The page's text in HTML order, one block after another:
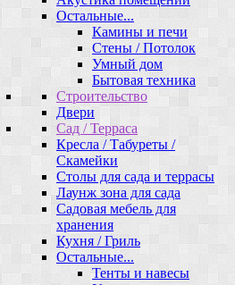
Остальные...
Камины и печи
Стены / Потолок
Умный дом
Бытовая техника
Строительство
Двери
Сад / Терраса
Кресла / Табуреты /
Скамейки
Столы для сада и террасы
Лаунж зона для сада
Садовая мебель для
хранения
Кухня / Гриль
Остальные...
Тенты и навесы